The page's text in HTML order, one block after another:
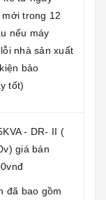
trong 12
nếu máy
nhà sản xuất
bảo
tốt)
- DR- II (
giá bán
đã bao gồm